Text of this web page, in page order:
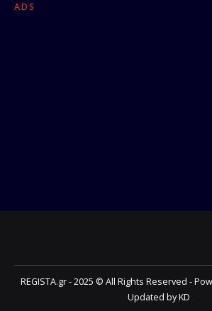
ADS
REGISTA.gr - 2025 © All Rights Reserved -
Updated by KD